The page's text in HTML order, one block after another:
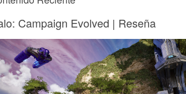
Campaign Evolved | Reseña